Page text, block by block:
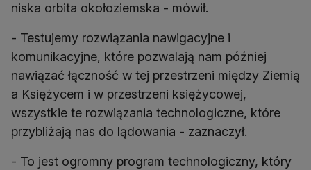
niska orbita okołoziemska - mówił.
- Testujemy rozwiązania nawigacyjne i
komunikacyjne, które pozwalają nam później
nawiązać łączność w tej przestrzeni między Ziemią
a Księżycem i w przestrzeni księżycowej,
wszystkie te rozwiązania technologiczne, które
przybliżają nas do lądowania - zaznaczył.
- To jest ogromny program technologiczny, który